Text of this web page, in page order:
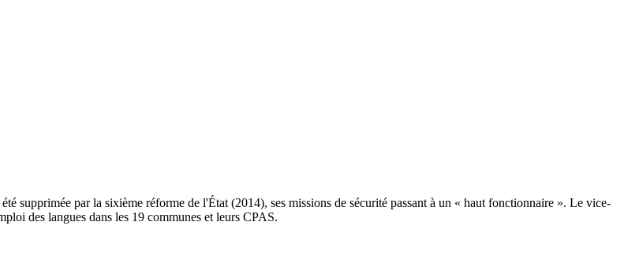
supprimée par la sixième réforme de l'État (2014), ses missions de sécurité passant à un « haut fonctionnaire ». Le vice-
des langues dans les 19 communes et leurs CPAS.